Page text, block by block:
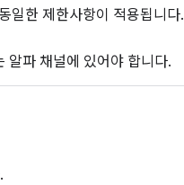
일한 제한사항이 적용됩니다.
알파 채널에 있어야 합니다.